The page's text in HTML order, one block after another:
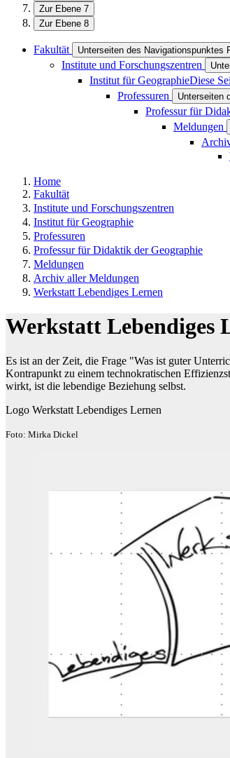
Zur Ebene 7
Zur Ebene 8
Fakultät Unterseiten des Navigationspunktes
Institute und Forschungszentren
Institut für GeographieDiese
Professuren Unterseiten
Professur für
Meldungen
Home
Fakultät
Institute und Forschungszentren
Institut für Geographie
Professuren
Professur für Didaktik der Geographie
Meldungen
Archiv aller Meldungen
Werkstatt Lebendiges Lernen
Werkstatt Lebendiges
Es ist an der Zeit, die Frage "Was ist guter
Kontrapunkt zu einem technokratischen
wirkt, ist die lebendige Beziehung selbst.
Logo Werkstatt Lebendiges Lernen
Foto: Mirka Dickel